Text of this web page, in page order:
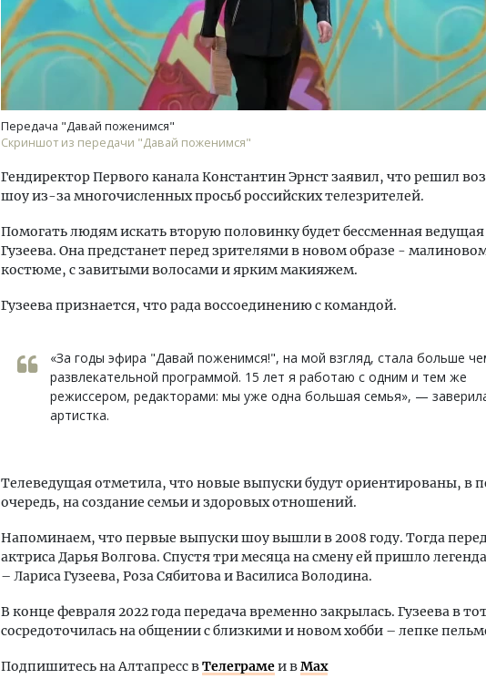
Передача "Давай поженимся"
Скриншот из передачи "Давай поженимся"
Гендиректор Первого канала Константин Эрнст заявил, что решил
шоу из-за многочисленных просьб российских телезрителей.
Помогать людям искать вторую половинку будет бессменная ведущая
Гузеева. Она предстанет перед зрителями в новом образе -
костюме, с завитыми волосами и ярким макияжем.
Гузеева признается, что рада воссоединению с командой.
«За годы эфира "Давай поженимся!", на мой взгляд, стала больше
развлекательной программой. 15 лет я работаю с одним и тем же
режиссером, редакторами: мы уже одна большая семья», —
артистка.
Телеведущая отметила, что новые выпуски будут ориентированы, в
очередь, на создание семьи и здоровых отношений.
Напоминаем, что первые выпуски шоу вышли в 2008 году. Тогда
актриса Дарья Волгова. Спустя три месяца на смену ей пришло
– Лариса Гузеева, Роза Сябитова и Василиса Володина.
В конце февраля 2022 года передача временно закрылась. Гузеева в
сосредоточилась на общении с близкими и новом хобби – лепке
Подпишитесь на Алтапресс вТелеграмеи вMax
Ищем новые берега. Гендиректор
«Жилищной инициативы» Юрий
Гатилов — о том, как девелоперу
оставаться на плаву, когда рынок
штормит
СТРОИТЕЛЬСТВО
Двухуровневые номера и
Каким будет новый
«Белкур» в Белокурихе